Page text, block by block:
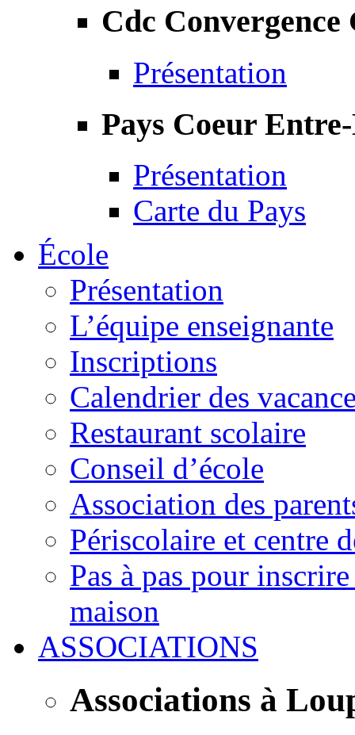
Cdc Convergence
Présentation
Pays Coeur
Présentation
Carte du Pays
École
Présentation
L’équipe enseignante
Inscriptions
Calendrier des
Restaurant scolaire
Conseil d’école
Association des
Périscolaire et centre
Pas à pas pour
maison
ASSOCIATIONS
Associations à